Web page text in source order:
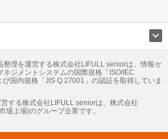
人ホーム 地方創生 ママの就労支援
ング 遺品整理 老後の暮らし情報
ス
門売却査定 不動産投資 アドバイザー
整理を運営する株式会社LIFULL seniorは、情報セ
ネジメントシステムの国際規格「ISO/IEC
国内規格「JIS Q 27001」の認証を取得していま
する株式会社LIFULL seniorは、株式会社
場上場)のグループ企業です。